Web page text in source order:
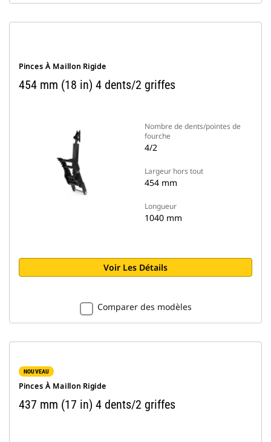
Pinces À Maillon Rigide
454 mm (18 in) 4 dents/2 griffes
Nombre de dents/pointes de
fourche
4/2
Largeur hors tout
454 mm
Longueur
1040 mm
Voir Les Détails
Comparer des modèles
NOUVEAU
Pinces À Maillon Rigide
437 mm (17 in) 4 dents/2 griffes